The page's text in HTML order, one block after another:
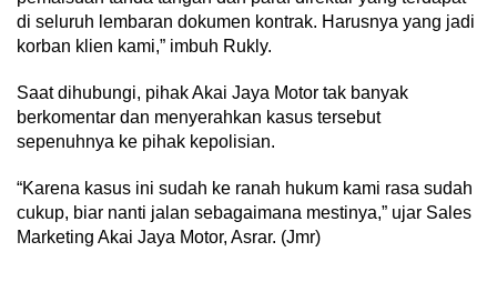
di seluruh lembaran dokumen kontrak. Harusnya yang jadi
korban klien kami,” imbuh Rukly.
Saat dihubungi, pihak Akai Jaya Motor tak banyak
berkomentar dan menyerahkan kasus tersebut
sepenuhnya ke pihak kepolisian.
“Karena kasus ini sudah ke ranah hukum kami rasa sudah
cukup, biar nanti jalan sebagaimana mestinya,” ujar Sales
Marketing Akai Jaya Motor, Asrar. (Jmr)